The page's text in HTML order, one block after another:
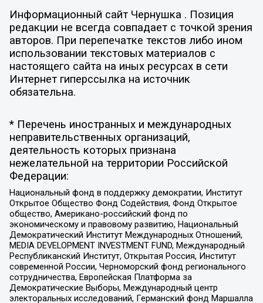
Информационный сайт Чернушка . Позиция
редакции не всегда совпадает с точкой зрения
авторов. При перепечатке текстов либо ином
использовании текстовых материалов с
настоящего сайта на иных ресурсах в сети
Интернет гиперссылка на источник
обязательна.
* Перечень иностранных и международных
неправительственных организаций,
деятельность которых признана
нежелательной на территории Российской
Федерации:
Национальный фонд в поддержку демократии, Институт
Открытое Общество Фонд Содействия, Фонд Открытое
общество, Американо-российский фонд по
экономическому и правовому развитию, Национальный
Демократический Институт Международных Отношений,
MEDIA DEVELOPMENT INVESTMENT FUND, Международный
Республиканский Институт, Открытая Россия, Институт
современной России, Черноморский фонд регионального
сотрудничества, Европейская Платформа за
Демократические Выборы, Международный центр
электоральных исследований, Германский фонд Маршалла